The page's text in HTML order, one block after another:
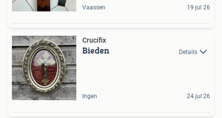
Vaassen 19 jul 26
Crucifix
Bieden Details
Ingen 24 jul 26